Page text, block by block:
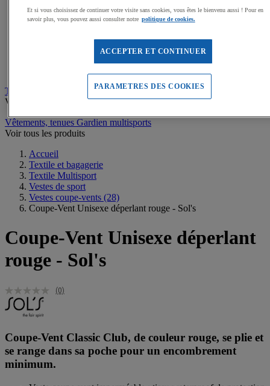
Sweats de sport
Tee-shirts de sport
Tee-shirts personnalisables
Voir tous les produits
Vêtements, tenues Gardien multisports
Voir tous les produits
Accueil
Textile et bagagerie
Textile Multisport
Vestes de sport
Vestes coupe-vents (28)
Coupe-Vent Unisexe déperlant rouge - Sol's
Coupe-Vent Unisexe déperlant
rouge - Sol's
(0)
Coupe-Vent Classic Club, de couleur rouge, se plie et
se range dans sa poche pour un encombrement
minimum.
Et si vous choisissez de continuer votre visite sans cookies, vous êtes le bienvenu aussi ! Pour en
savoir plus, vous pouvez aussi consulter notre politique de cookies.
ACCEPTER ET CONTINUER
PARAMETRES DES COOKIES